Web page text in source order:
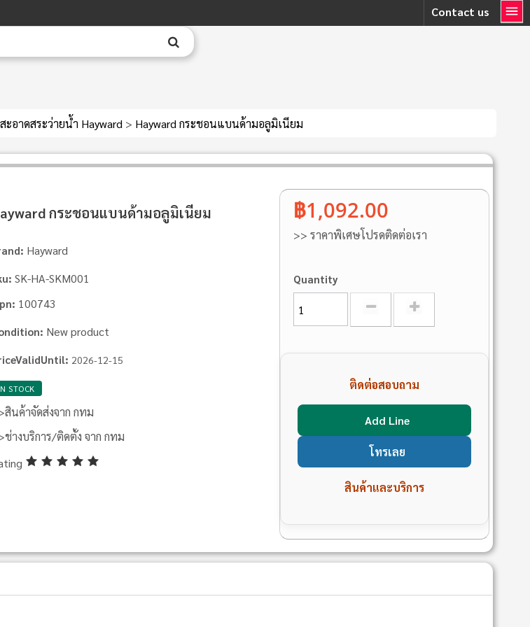
Contact us
อาดสระว่ายน้ำ Hayward > Hayward กระชอนแบนด้ามอลูมิเนียม
กระชอนแบนด้ามอลูมิเนียม
Hayward
SK-HA-SKM001
100743
New product
2026-12-15
STOCK
สินค้าจัดส่งจาก กทม
ช่างบริการ/ติดตั้ง จาก กทม
฿1,092.00
>> ราคาพิเศษโปรดติดต่อเรา
Quantity
ติดต่อสอบถาม
Add Line
โทรเลย
สินค้าและบริการ